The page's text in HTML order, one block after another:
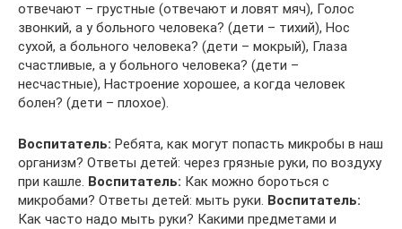
отвечают – грустные (отвечают и ловят мяч), Голос
звонкий, а у больного человека? (дети – тихий), Нос
сухой, а больного человека? (дети – мокрый), Глаза
счастливые, а у больного человека? (дети –
несчастные), Настроение хорошее, а когда человек
болен? (дети – плохое).
Воспитатель: Ребята, как могут попасть микробы в наш
организм? Ответы детей: через грязные руки, по воздуху
при кашле. Воспитатель: Как можно бороться с
микробами? Ответы детей: мыть руки. Воспитатель:
Как часто надо мыть руки? Какими предметами и